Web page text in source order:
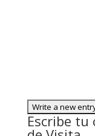
Escribe